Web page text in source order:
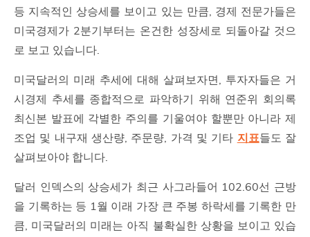
등 지속적인 상승세를 보이고 있는 만큼, 경제 전문가들은
미국경제가 2분기부터는 온건한 성장세로 되돌아갈 것으
로 보고 있습니다.
미국달러의 미래 추세에 대해 살펴보자면, 투자자들은 거
시경제 추세를 종합적으로 파악하기 위해 연준위 회의록
최신본 발표에 각별한 주의를 기울여야 할뿐만 아니라 제
조업 및 내구재 생산량, 주문량, 가격 및 기타 지표들도 잘
살펴보아야 합니다.
달러 인덱스의 상승세가 최근 사그라들어 102.60선 근방
을 기록하는 등 1월 이래 가장 큰 주봉 하락세를 기록한 만
큼, 미국달러의 미래는 아직 불확실한 상황을 보이고 있습